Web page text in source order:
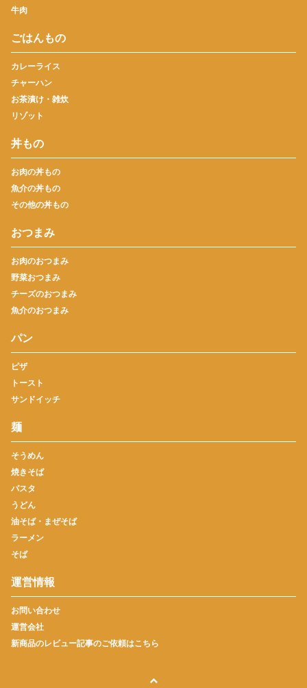
牛肉
ごはんもの
カレーライス
チャーハン
お茶漬け・雑炊
リゾット
丼もの
お肉の丼もの
魚介の丼もの
その他の丼もの
おつまみ
お肉のおつまみ
野菜おつまみ
チーズのおつまみ
魚介のおつまみ
パン
ピザ
トースト
サンドイッチ
麺
そうめん
焼きそば
パスタ
うどん
油そば・まぜそば
ラーメン
そば
運営情報
お問い合わせ
運営会社
新商品のレビュー記事のご依頼はこちら